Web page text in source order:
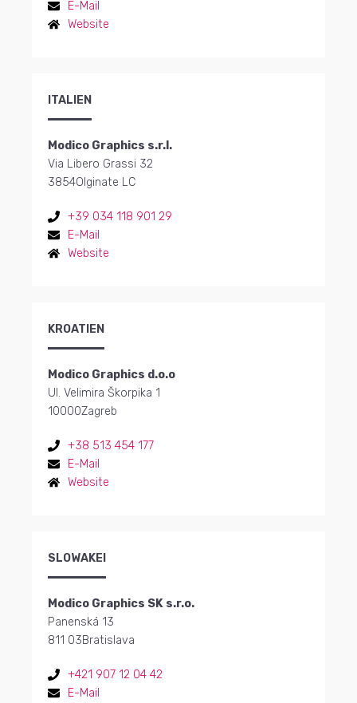
E-Mail
Website
ITALIEN
Modico Graphics s.r.l.
Via Libero Grassi 32
3854Olginate LC
+39 034 118 901 29
E-Mail
Website
KROATIEN
Modico Graphics d.o.o
Ul. Velimira Škorpika 1
10000Zagreb
+38 513 454 177
E-Mail
Website
SLOWAKEI
Modico Graphics SK s.r.o.
Panenská 13
811 03Bratislava
+421 907 12 04 42
E-Mail